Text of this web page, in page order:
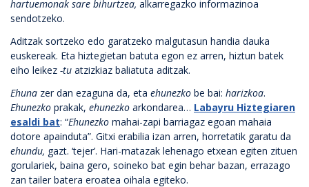
hartuemonak sare bihurtzea, alkarregazko informazinoa
sendotzeko.
Aditzak sortzeko edo garatzeko malgutasun handia dauka
euskereak. Eta hiztegietan batuta egon ez arren, hiztun batek
eiho leikez -tu atzizkiaz baliatuta aditzak.
Ehuna zer dan ezaguna da, eta ehunezko be bai: harizkoa.
Ehunezko prakak, ehunezko arkondarea… Labayru Hiztegiaren
esaldi bat: “Ehunezko mahai-zapi barriagaz egoan mahaia
dotore apainduta”. Gitxi erabilia izan arren, horretatik garatu da
ehundu, gazt. ‘tejer’. Hari-matazak lehenago etxean egiten zituen
gorulariek, baina gero, soineko bat egin behar bazan, errazago
zan tailer batera eroatea oihala egiteko.